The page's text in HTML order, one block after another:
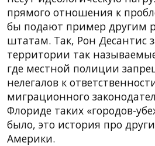
прямого отношения к
бы подают пример другим
штатам. Так, Рон Десантис
территории так
где местной полиции
нелегалов к
миграционного
Флориде таких «городов-
было, это история про
Америки.